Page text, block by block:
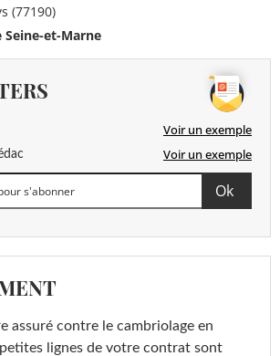
(77190)
et-Marne
Voir un exemple
Voir un exemple
assuré contre le cambriolage en
petites lignes de votre contrat sont